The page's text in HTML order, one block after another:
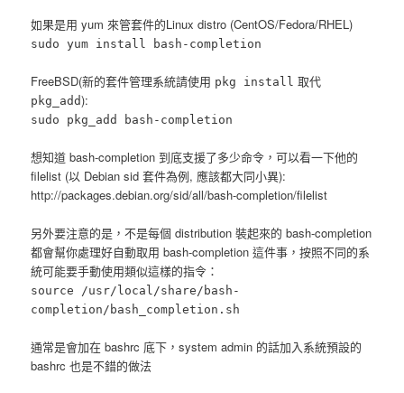
如果是用 yum 來管套件的Linux distro (CentOS/Fedora/RHEL)
sudo yum install bash-completion
FreeBSD(新的套件管理系統請使用 pkg install 取代
pkg_add):
sudo pkg_add bash-completion
想知道 bash-completion 到底支援了多少命令，可以看一下他的
filelist (以 Debian sid 套件為例, 應該都大同小異):
http://packages.debian.org/sid/all/bash-completion/filelist
另外要注意的是，不是每個 distribution 裝起來的 bash-completion
都會幫你處理好自動取用 bash-completion 這件事，按照不同的系
統可能要手動使用類似這樣的指令：
source /usr/local/share/bash-
completion/bash_completion.sh
通常是會加在 bashrc 底下，system admin 的話加入系統預設的
bashrc 也是不錯的做法